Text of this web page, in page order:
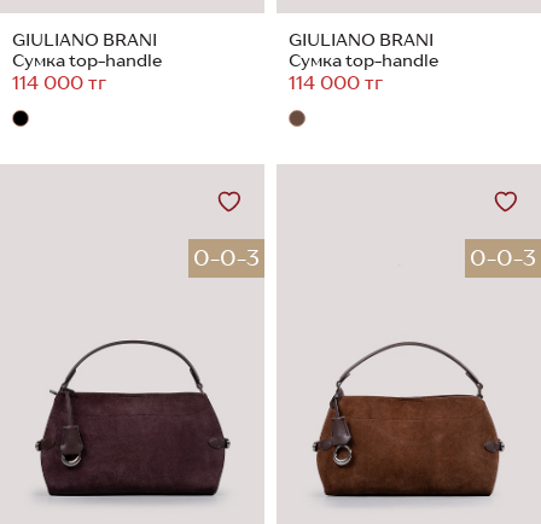
GIULIANO BRANI
Сумка top-handle
114 000 тг
GIULIANO BRANI
Сумка top-handle
114 000 тг
0-0-3 0-0-3